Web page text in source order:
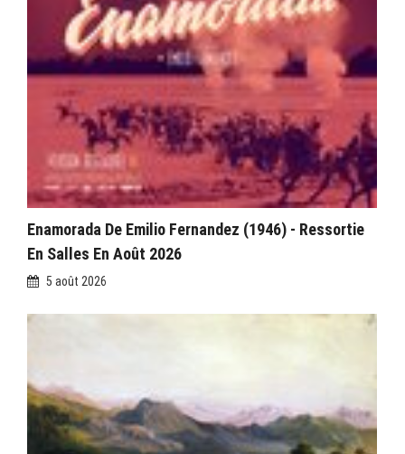
Enamorada De Emilio Fernandez (1946) - Ressortie
En Salles En Août 2026
5 août 2026